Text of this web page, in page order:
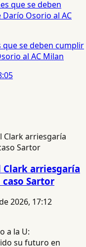
que se deben cumplir
al AC Milan
Clark arriesgaría
Sartor
2026, 17:12